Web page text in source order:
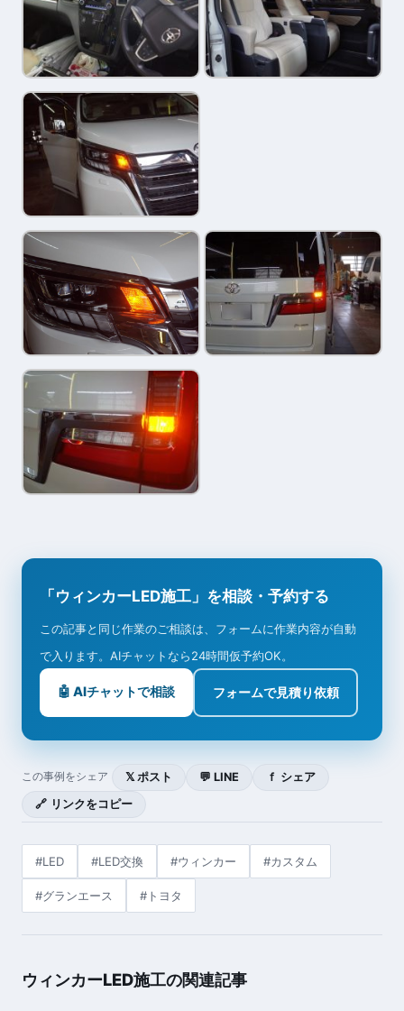
「ウィンカーLED施工」を相談・予約する
この記事と同じ作業のご相談は、フォームに作業内容が自動
で入ります。AIチャットなら24時間仮予約OK。
🤖 AIチャットで相談 フォームで見積り依頼
この事例をシェア 𝕏 ポスト 💬 LINE
ｆ シェア
🔗 リンクをコピー
#LED #LED交換 #ウィンカー #カスタム
#グランエース #トヨタ
ウィンカーLED施工の関連記事